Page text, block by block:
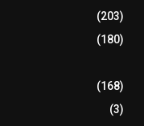
(203)
(180)
(168)
(3)